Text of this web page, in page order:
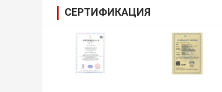
СЕРТИФИКАЦИЯ